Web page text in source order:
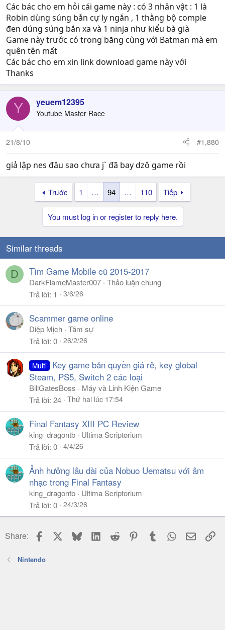
Các bác cho em hỏi cái game này : có 3 nhân vật : 1 là
Robin dùng súng bắn cự ly ngắn , 1 thằng bộ comple
đen dúng súng bắn xa và 1 ninja như kiểu bà già
Game này trước có trong băng cùng với Batman mà em
quên tên mất
Các bác cho em xin link download game này với
Thanks
Y yeuem12395
Youtube Master Race
21/8/10 #1,880
giả lập nes đâu sao chưa j` đã bay dzô game rồi
Trước 1 … 94 … 110 Tiếp
You must log in or register to reply here.
Similar threads
D Tìm Game Mobile cũ 2015-2017
DarkFlameMaster007 Thảo luận chung
Trả lời 1 3/6/26
Scammer game online
Diệp Mịch Tâm sự
Trả lời 0 26/2/26
Multi
Key game bản quyền giá rẻ, key global
Steam, PS5, Switch 2 các loại
BillGatesBoss
Máy và Linh Kiện Game
Trả lời 24 Thứ hai lúc 17:54
Final Fantasy XIII PC Review
king_dragontb
Ultima Scriptorium
Trả lời 0 4/4/26
Ảnh hưởng lâu dài của Nobuo Uematsu với âm
nhạc trong Final Fantasy
king_dragontb
Ultima Scriptorium
Trả lời 0 24/3/26
Share: Facebook BlueskyLinkedIn
Reddit PinterestTumblr WhatsApp
Email
Nintendo